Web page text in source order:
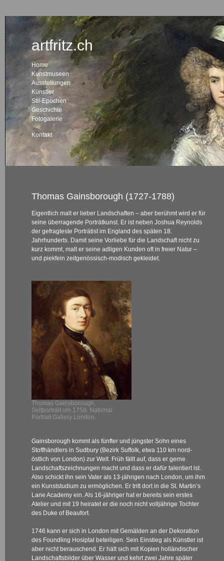
artfritz.ch
Home
Kunstmuseen
Ausstellungen
Künstler
Stil-Epochen
Geschichte
Fotogalerie
Kontakt
Thomas Gainsborough (1727-1788)
Eigentlich malt er lieber Landschaften – aber berühmt wird er für
seine überragende Porträtkunst. Er ist neben Joshua Reynolds
der gefragteste Porträtist im England des späten 18.
Jahrhunderts. Damit seine Vorliebe für die Landschaft nicht zu
kurz kommt, malt er seine adligen Kunden oft in freier Natur –
und piekfein zeitgenössisch-modisch gekleidet.
Thomas Gainsborough,
Selfportrait um 1758. National
Portrait Gallery London.
Gainsborough kommt als fünfter und jüngster Sohn eines
Stoffhändlers in Sudbury (Bezirk Suffolk, etwa 110 km nord-
östlich von London) zur Welt. Früh fällt auf, dass er gerne
Landschaftszeichnungen macht und dass er dafür talentiert ist.
Also schickt ihn sein Vater als 13-jährigen nach London, um ihm
ein Kunststudium zu ermöglichen. Er tritt dort in die St. Martin’s
Lane Academy ein. Als 16-jähriger hat er bereits sein erstes
Atelier und mit 19 heiratet er die noch nicht volljährige Tochter
des Duke of Beaufort.
1746 kann er sich in London mit Gemälden an der Dekoration
des Foundling Hosiptal beteiligen. Sein Einstieg als Künstler ist
aber nicht berauschend. Er hält sich mit Kopien holländischer
Landschaftsbilder über Wasser und kehrt zwei Jahre später